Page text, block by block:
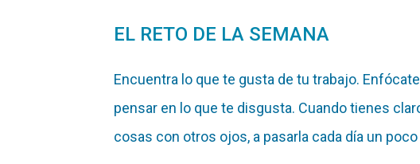
EL RETO DE LA SEMANA
Encuentra lo que te gusta de tu trabajo.
pensar en lo que te disgusta. Cuando tienes
cosas con otros ojos, a pasarla cada día un